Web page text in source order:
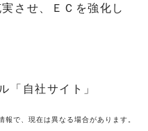
させ、ＥＣを強化し
「自社サイト」
報で、現在は異なる場合があります。